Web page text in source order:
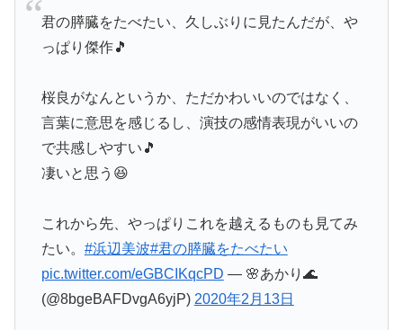
君の膵臓をたべたい、久しぶりに見たんだが、や
っぱり傑作🎵
桜良がなんというか、ただかわいいのではなく、
言葉に意思を感じるし、演技の感情表現がいいの
で共感しやすい🎵
凄いと思う😆
これから先、やっぱりこれを越えるものも見てみ
たい。 #浜辺美波#君の膵臓をたべたい
pic.twitter.com/eGBCIKqcPD — 🌸あかり🌊
(@8bgeBAFDvgA6yjP) 2020年2月13日